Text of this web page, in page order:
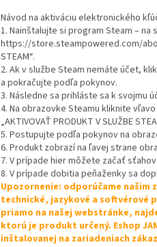
Návod na aktiváciu elektronického
1. Nainštalujte si program Steam – na
https://store.steampowered.com/
STEAM“.
2. Ak v službe Steam nemáte účet,
a pokračujte podľa pokynov.
3. Následne sa prihláste sa k svojmu
4. Na obrazovke Steamu kliknite vľavo
„AKTIVOVAŤ PRODUKT V SLUŽBE
5. Postupujte podľa pokynov na
6. Produkt zobrazí na ľavej strane
7. V prípade hier môžete začať
8. V prípade dobitia peňaženky sa
Upozornenie: odporúčame našim
technické, jazykové a softvérové
priamo na našej webstránke,
ktorú je produkt určený. Eshop
inštalovanej na zariadeniach